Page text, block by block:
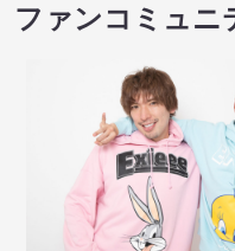
ファンコミュニ